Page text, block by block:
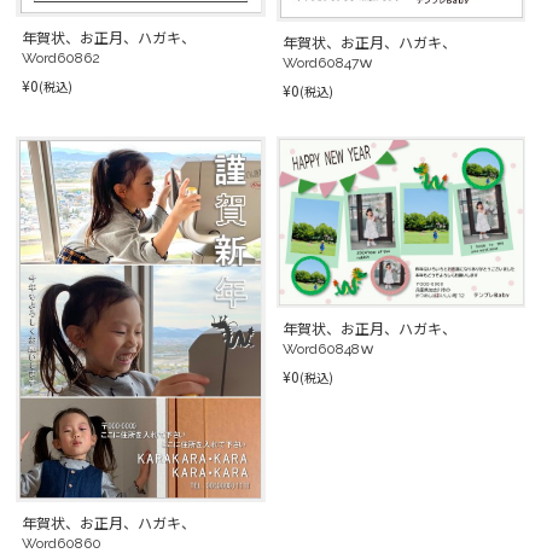
年賀状、お正月、ハガキ、
Word60862
¥0(税込)
年賀状、お正月、ハガキ、
Word60847ｗ
¥0(税込)
年賀状、お正月、ハガキ、
Word60860
年賀状、お正月、ハガキ、
Word60848ｗ
¥0(税込)